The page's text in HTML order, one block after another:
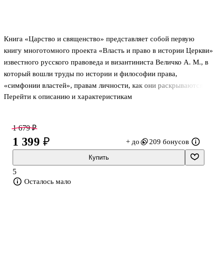
Книга «Царство и священство» представляет собой первую
книгу многотомного проекта «Власть и право в истории Церкви»
известного русского правоведа и византиниста Величко A. M., в
который вошли труды по истории и философии права,
«симфонии властей», правам личности, как они раскрываются в
христианском вероучении, о нравственной идее государства, а
исихии («Иисусовой молитвы»), канонического права и его
отличий от права государства.
Книга рассчитана на студентов правовых, исторических
факультетов, духовных учебных заведений, а также всех
интересующихся вопросами теории и ист
Перейти к описанию и характеристикам
1 679 ₽
1 399 ₽ + до 209 бонусов
Купить
5
Осталось мало